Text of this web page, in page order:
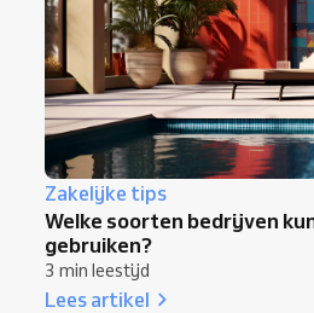
Zakelijke tips
Welke soorten bedrijven
gebruiken?
3 min leestijd
Lees artikel